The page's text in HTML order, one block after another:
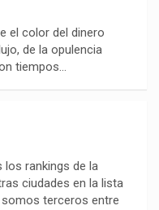
el color del dinero
de la opulencia
tiempos…
rankings de la
ciudades en la lista
terceros entre